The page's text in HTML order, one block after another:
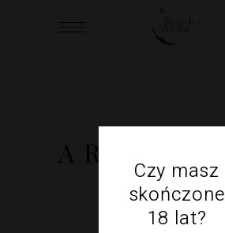
Czy masz
skończone
18 lat?
ARCHIVE